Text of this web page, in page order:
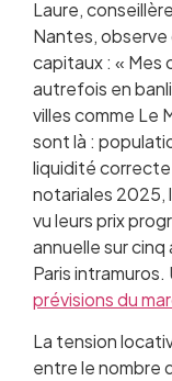
Laure,
Nantes,
capitaux : « Mes
autrefois en
villes comme Le
sont là :
liquidité correcte
notariales 2025,
vu leurs prix
annuelle sur
Paris
prévisions du
La tension
entre le nombre